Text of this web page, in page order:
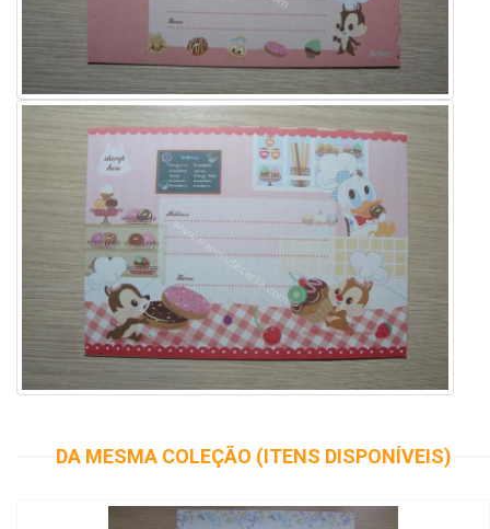
DA MESMA COLEÇÃO (ITENS DISPONÍVEIS)